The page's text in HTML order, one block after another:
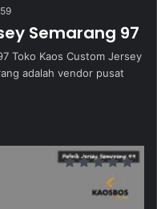
Semarang 97
Toko Kaos Custom Jersey
adalah vendor pusat